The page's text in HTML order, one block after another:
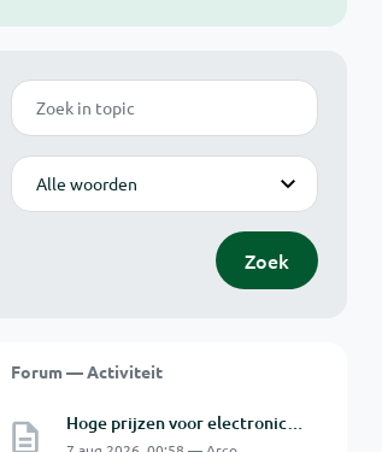
Zoek
Modus
Zoek
Forum — Activiteit
Hoge prijzen voor electronica hobbyisten